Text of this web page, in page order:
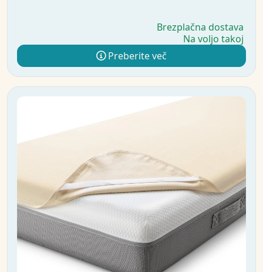
Brezplačna dostava
Na voljo takoj
Preberite več